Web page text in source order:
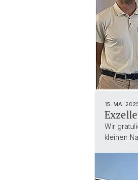
15. MAI
Wir
kleinen